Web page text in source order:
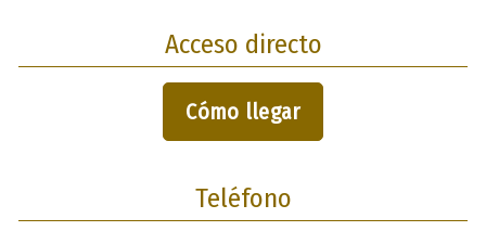
Acceso directo
Cómo llegar
Teléfono